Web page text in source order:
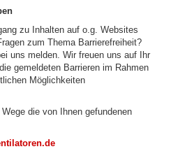
zu Inhalten auf o.g. Websites
zum Thema Barrierefreiheit?
uns melden. Wir freuen uns auf Ihr
gemeldeten Barrieren im Rahmen
Möglichkeiten
die von Ihnen gefundenen